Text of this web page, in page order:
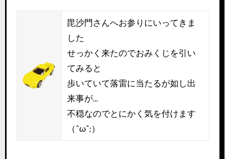
毘沙門さんへお参りにいってきま
した
せっかく来たのでおみくじを引い
てみると
歩いていて落雷に当たるが如し出
来事が…
不穏なのでとにかく気を付けます
（^ω^;）